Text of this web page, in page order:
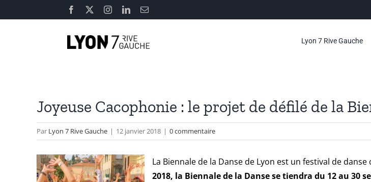
au
Facebook InstagramLinkedInEmail
Lyon 7 Rive Gauche
Joyeuse Cacophonie : le projet de défilé de la
Par Lyon 7 Rive Gauche | 12 janvier 2018 | 0 commentaire
La Biennale de la Danse de Lyon est un festival de
2018, la Biennale de la Danse se tiendra du 12 au 30